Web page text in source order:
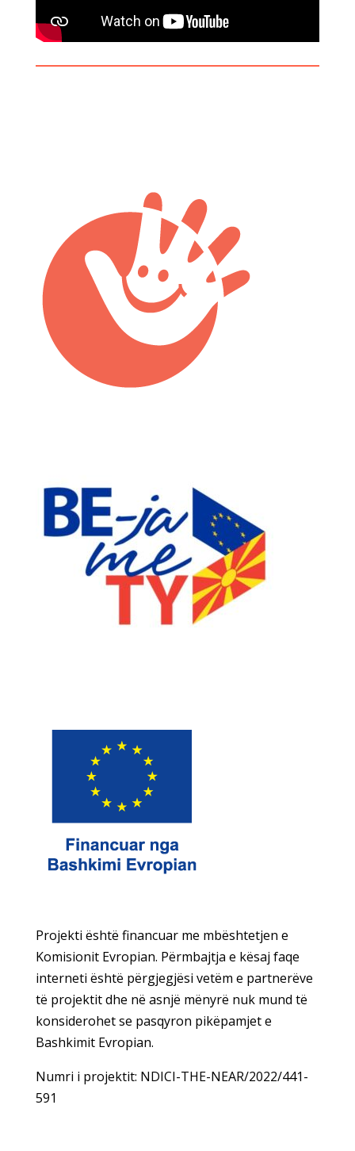
Projekti është financuar me mbështetjen e
Komisionit Evropian. Përmbajtja e kësaj faqe
interneti është përgjegjësi vetëm e partnerëve
të projektit dhe në asnjë mënyrë nuk mund të
konsiderohet se pasqyron pikëpamjet e
Bashkimit Evropian.
Numri i projektit: NDICI-THE-NEAR/2022/441-
591